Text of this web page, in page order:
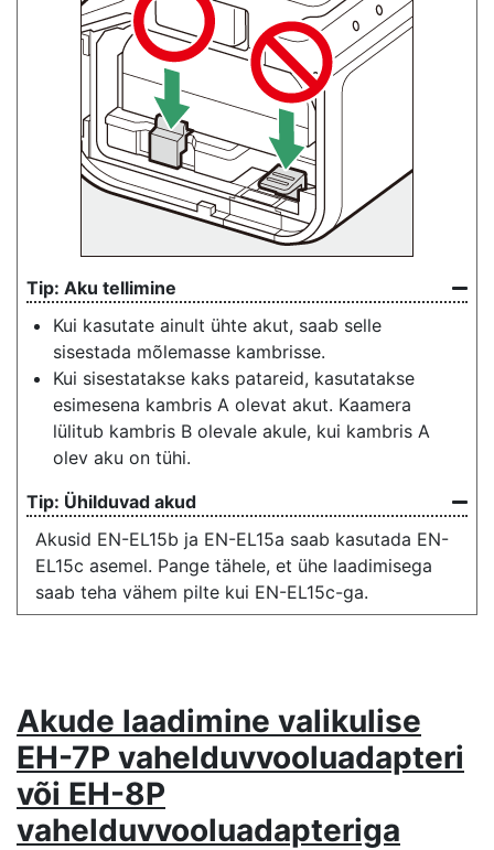
Aku tellimine
Kui kasutate ainult ühte akut, saab selle
sisestada mõlemasse kambrisse.
Kui sisestatakse kaks patareid, kasutatakse
esimesena kambris A olevat akut. Kaamera
lülitub kambris B olevale akule, kui kambris A
olev aku on tühi.
Ühilduvad akud
Akusid EN-EL15b ja EN-EL15a saab kasutada EN-
EL15c asemel. Pange tähele, et ühe laadimisega
saab teha vähem pilte kui EN-EL15c-ga.
Akude laadimine valikulise
EH-7P vahelduvvooluadapteri
või EH-8P
vahelduvvooluadapteriga